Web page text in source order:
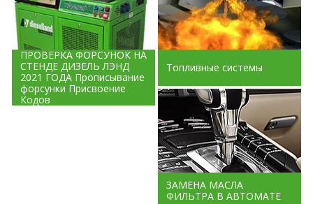
ПРОВЕРКА ФОРСУНОК НА
СТЕНДЕ ДИЗЕЛЬ ЛЭНД
2021 ГОДА Прописывание
форсунки Присвоение
Кодов
Топливные системы
ЗАМЕНА МАСЛА
ФИЛЬТРА В АВТОМАТЕ